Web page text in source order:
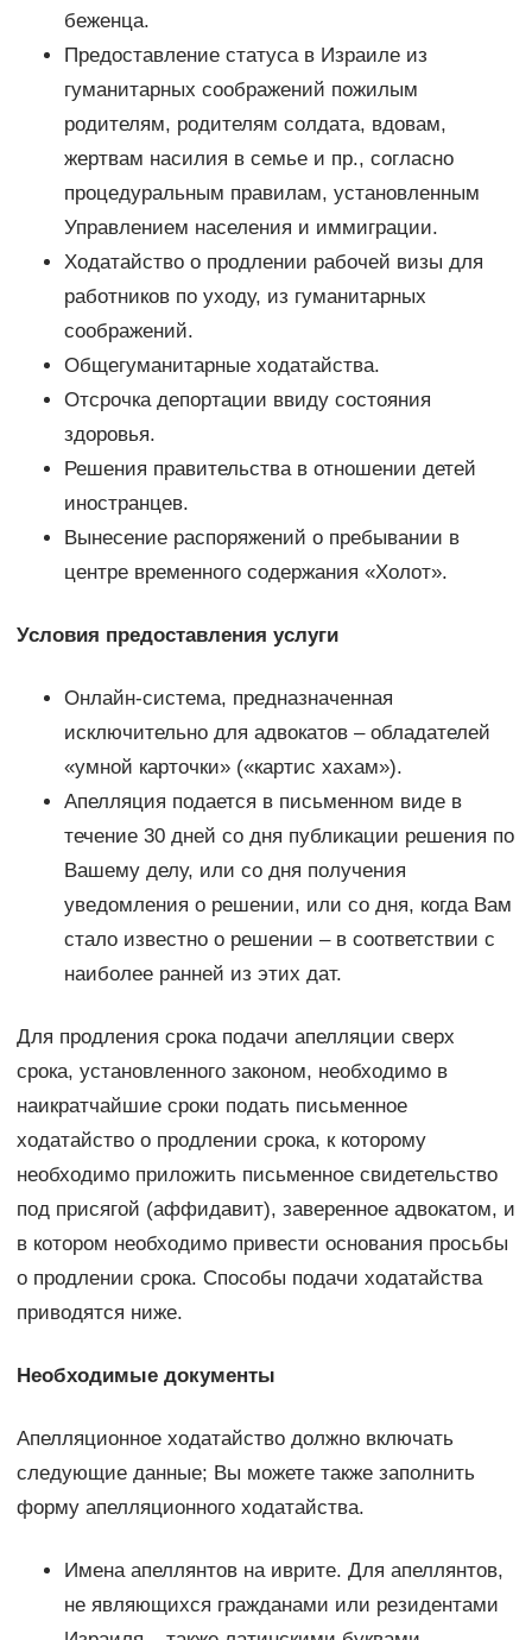
беженца.
Предоставление статуса в Израиле из
гуманитарных соображений пожилым
родителям, родителям солдата, вдовам,
жертвам насилия в семье и пр., согласно
процедуральным правилам, установленным
Управлением населения и иммиграции.
Ходатайство о продлении рабочей визы для
работников по уходу, из гуманитарных
соображений.
Общегуманитарные ходатайства.
Отсрочка депортации ввиду состояния
здоровья.
Решения правительства в отношении детей
иностранцев.
Вынесение распоряжений о пребывании в
центре временного содержания «Холот».
Условия предоставления услуги
Онлайн-система, предназначенная
исключительно для адвокатов – обладателей
«умной карточки» («картис хахам»).
Апелляция подается в письменном виде в
течение 30 дней со дня публикации решения по
Вашему делу, или со дня получения
уведомления о решении, или со дня, когда Вам
стало известно о решении – в соответствии с
наиболее ранней из этих дат.
Для продления срока подачи апелляции сверх
срока, установленного законом, необходимо в
наикратчайшие сроки подать письменное
ходатайство о продлении срока, к которому
необходимо приложить письменное свидетельство
под присягой (аффидавит), заверенное адвокатом, и
в котором необходимо привести основания просьбы
о продлении срока. Способы подачи ходатайства
приводятся ниже.
Необходимые документы
Апелляционное ходатайство должно включать
следующие данные; Вы можете также заполнить
форму апелляционного ходатайства.
Имена апеллянтов на иврите. Для апеллянтов,
не являющихся гражданами или резидентами